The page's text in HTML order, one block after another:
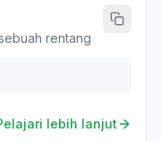
rentang
lebih lanjut